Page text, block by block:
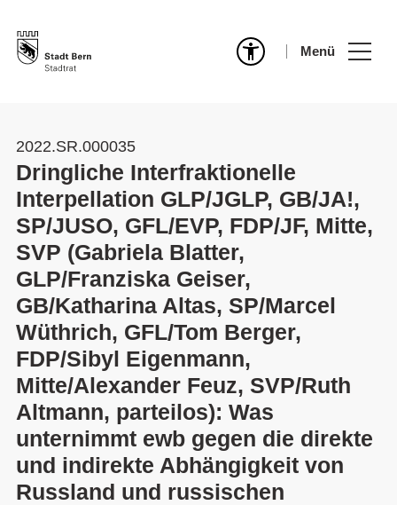
Menü
2022.SR.000035
Dringliche Interfraktionelle
Interpellation GLP/JGLP, GB/JA!,
SP/JUSO, GFL/EVP, FDP/JF, Mitte,
SVP (Gabriela Blatter,
GLP/Franziska Geiser,
GB/Katharina Altas, SP/Marcel
Wüthrich, GFL/Tom Berger,
FDP/Sibyl Eigenmann,
Mitte/Alexander Feuz, SVP/Ruth
Altmann, parteilos): Was
unternimmt ewb gegen die direkte
und indirekte Abhängigkeit von
Russland und russischen